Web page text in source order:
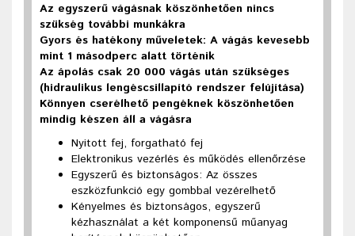
Az egyszerű vágásnak köszönhetően nincs
szükség további munkákra
Gyors és hatékony műveletek: A vágás kevesebb
mint 1 másodperc alatt történik
Az ápolás csak 20 000 vágás után szükséges
(hidraulikus lengéscsillapító rendszer felújítása)
Könnyen cserélhető pengéknek köszönhetően
mindig készen áll a vágásra
Nyitott fej, forgatható fej
Elektronikus vezérlés és működés ellenőrzése
Egyszerű és biztonságos: Az összes
eszközfunkció egy gombbal vezérelhető
Kényelmes és biztonságos, egyszerű
kézhasználat a két komponensű műanyag